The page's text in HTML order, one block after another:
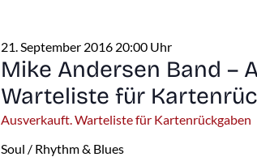
21. September 2016 20:00 Uhr
Mike Andersen Band –
Warteliste für
Ausverkauft. Warteliste für Kartenrückgaben
Soul / Rhythm & Blues